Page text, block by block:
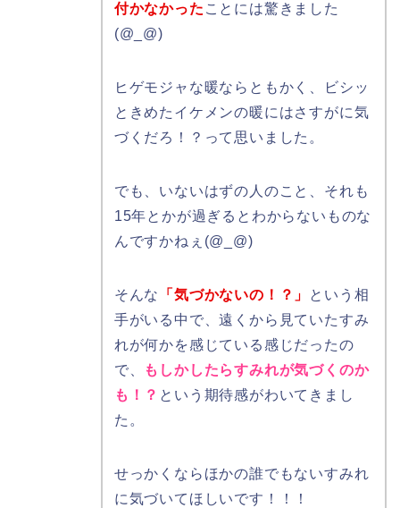
付かなかった ことには驚きました
(@_@)
ヒゲモジャな暖ならともかく、ビシッ
ときめたイケメンの暖にはさすがに気
づくだろ！？って思いました。
でも、いないはずの人のこと、それも
15年とかが過ぎるとわからないものな
んですかねぇ(@_@)
そんな 「気づかないの！？」
という相
手がいる中で、遠くから見ていたすみ
れが何かを感じている感じだったの
で、
もしかしたらすみれが気づくのか
も！？ という期待感がわいてきまし
た。
せっかくならほかの誰でもないすみれ
に気づいてほしいです！！！